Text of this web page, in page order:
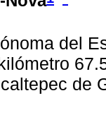
del
de